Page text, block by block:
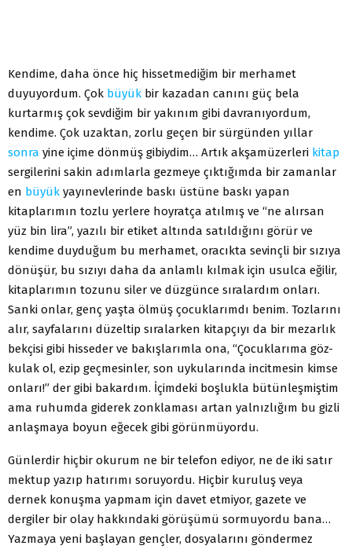
Kendime, daha önce hiç hissetmediğim bir merhamet
duyuyordum. Çok büyük bir kazadan canını güç bela
kurtarmış çok sevdiğim bir yakınım gibi davranıyordum,
kendime. Çok uzaktan, zorlu geçen bir sürgünden yıllar
sonra yine içime dönmüş gibiydim… Artık akşamüzerleri kitap
sergilerini sakin adımlarla gezmeye çıktığımda bir zamanlar
en büyük yayınevlerinde baskı üstüne baskı yapan
kitaplarımın tozlu yerlere hoyratça atılmış ve “ne alırsan
yüz bin lira”, yazılı bir etiket altında satıldığını görür ve
kendime duyduğum bu merhamet, oracıkta sevinçli bir sızıya
dönüşür, bu sızıyı daha da anlamlı kılmak için usulca eğilir,
kitaplarımın tozunu siler ve düzgünce sıralardım onları.
Sanki onlar, genç yaşta ölmüş çocuklarımdı benim. Tozlarını
alır, sayfalarını düzeltip sıralarken kitapçıyı da bir mezarlık
bekçisi gibi hisseder ve bakışlarımla ona, “Çocuklarıma göz-
kulak ol, ezip geçmesinler, son uykularında incitmesin kimse
onları!” der gibi bakardım. İçimdeki boşlukla bütünleşmiştim
ama ruhumda giderek zonklaması artan yalnızlığım bu gizli
anlaşmaya boyun eğecek gibi görünmüyordu.
Günlerdir hiçbir okurum ne bir telefon ediyor, ne de iki satır
mektup yazıp hatırımı soruyordu. Hiçbir kuruluş veya
dernek konuşma yapmam için davet etmiyor, gazete ve
dergiler bir olay hakkındaki görüşümü sormuyordu bana…
Yazmaya yeni başlayan gençler, dosyalarını göndermez